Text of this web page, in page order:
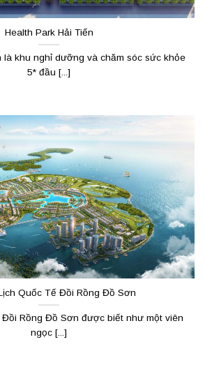
Health Park Hải Tiến
là khu nghỉ dưỡng và chăm sóc sức khỏe
5* đầu [...]
Quốc Tế Đồi Rồng Đồ Sơn
Rồng Đồ Sơn được biết như một viên
ngọc [...]